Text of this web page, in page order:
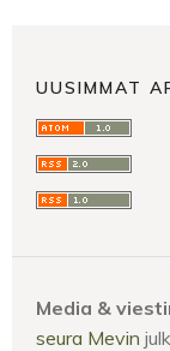
UUSIMMAT
Media &
seura Mevin